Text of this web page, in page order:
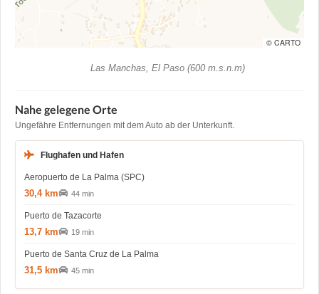
© CARTO
Las Manchas, El Paso (600 m.s.n.m)
Nahe gelegene Orte
Ungefähre Entfernungen mit dem Auto ab der Unterkunft.
Flughafen und Hafen
Aeropuerto de La Palma (SPC)
30,4 km 44 min
Puerto de Tazacorte
13,7 km 19 min
Puerto de Santa Cruz de La Palma
31,5 km 45 min